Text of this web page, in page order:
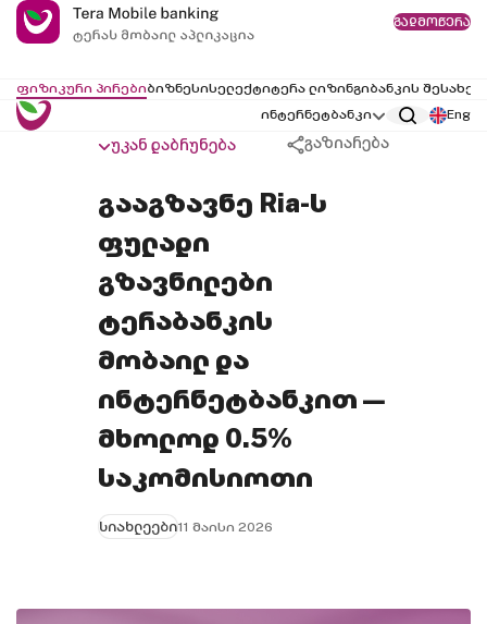
გადმოწერა
ფიზიკური პირებიბიზნესისელექტიტერა ლიზინგიბანკის შესახებ
ინტერნეტბანკი
Eng
უკან დაბრუნება გაზიარება
გააგზავნე Ria-ს
ფულადი
გზავნილები
ტერაბანკის
მობაილ და
ინტერნეტბანკით —
მხოლოდ 0.5%
საკომისიოთი
სიახლეები11 მაისი 2026